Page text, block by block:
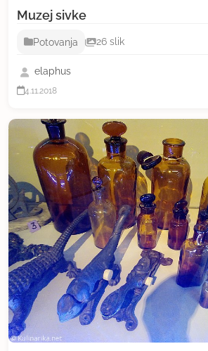
Muzej sivke
Potovanja 26 slik
elaphus
4.11.2018